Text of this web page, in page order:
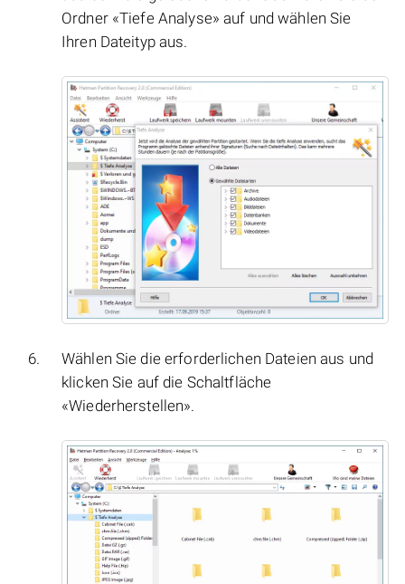
Ordner «Tiefe Analyse» auf und wählen Sie
Ihren Dateityp aus.
Wählen Sie die erforderlichen Dateien aus und
klicken Sie auf die Schaltfläche
«Wiederherstellen».